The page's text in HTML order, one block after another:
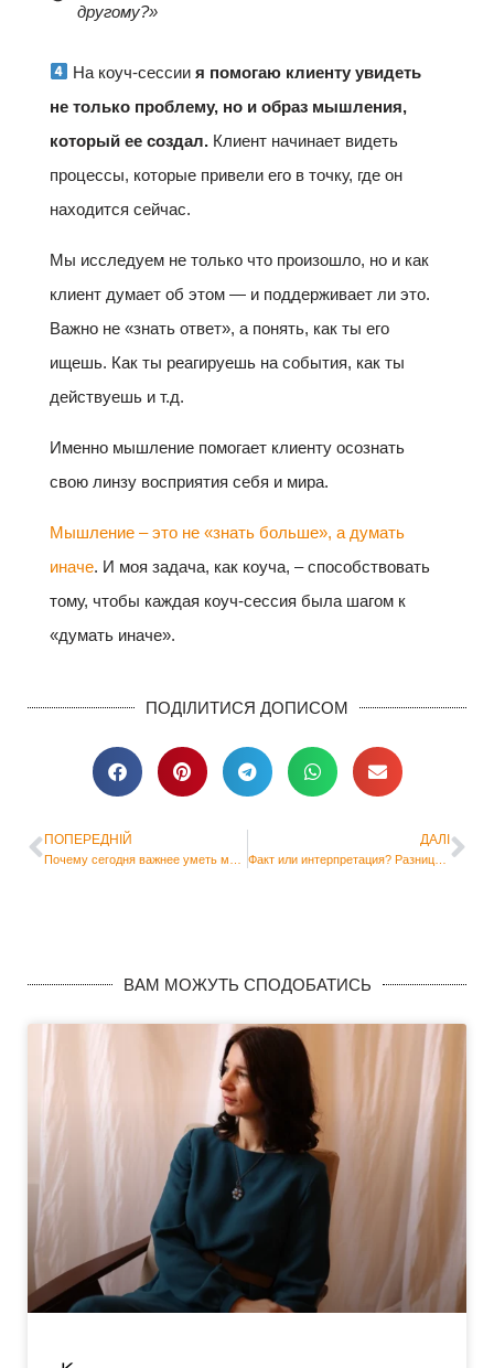
другому?»
На коуч-сессиия помогаю клиенту увидеть
не только проблему, но и образ мышления,
который ее создал. Клиент начинает видеть
процессы, которые привели его в точку, где он
находится сейчас.
Мы исследуем не только что произошло, но и как
клиент думает об этом — и поддерживает ли это.
Важно не «знать ответ», а понять, как ты его
ищешь. Как ты реагируешь на события, как ты
действуешь и т.д.
Именно мышление помогает клиенту осознать
свою линзу восприятия себя и мира.
Мышление – это не «знать больше», а думать
иначе. И моя задача, как коуча, – способствовать
тому, чтобы каждая коуч-сессия была шагом к
«думать иначе».
ПОДІЛИТИСЯ ДОПИСОМ
ПОПЕРЕДНІЙ ДАЛІ
Факт или интерпретация? Разница, которая имеет значение
ВАМ МОЖУТЬ СПОДОБАТИСЬ